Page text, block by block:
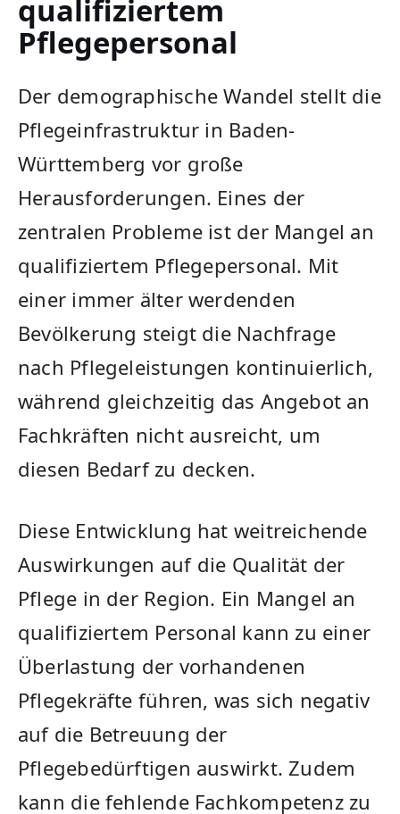
qualifiziertem
Pflegepersonal
Der​ demographische Wandel stellt die
Pflegeinfrastruktur in Baden-
Württemberg vor große
Herausforderungen. Eines der
zentralen Probleme ist der Mangel an
qualifiziertem Pflegepersonal. ‍Mit
einer immer älter werdenden
Bevölkerung steigt die Nachfrage ​
nach Pflegeleistungen kontinuierlich,
während ‍gleichzeitig das Angebot an
Fachkräften nicht⁤ ausreicht, um
diesen Bedarf zu decken.
Diese Entwicklung hat weitreichende⁢
Auswirkungen auf die ‍Qualität der
Pflege in der Region. Ein Mangel an
qualifiziertem Personal kann zu einer
Überlastung der vorhandenen
Pflegekräfte führen, was sich negativ
auf ​die Betreuung der
Pflegebedürftigen auswirkt. ​Zudem
kann die fehlende Fachkompetenz zu